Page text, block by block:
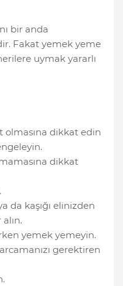
bir anda
Fakat yemek yeme
uymak yararlı
olmasına dikkat edin
dikkat
da kaşığı elinizden
yemek yemeyin.
gerektiren